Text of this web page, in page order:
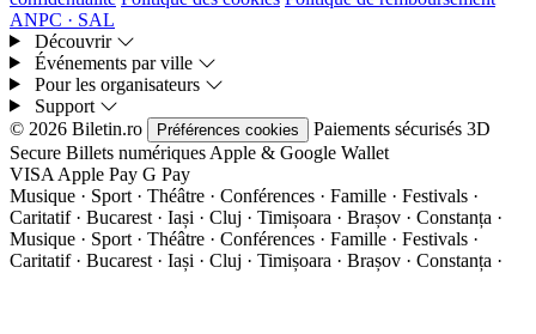
ANPC · SAL
Découvrir
Événements par ville
Pour les organisateurs
Support
© 2026 Biletin.ro
Préférences cookies Paiements sécurisés 3D
Secure Billets numériques Apple & Google Wallet
VISA Apple Pay G Pay
Musique · Sport · Théâtre · Conférences · Famille · Festivals ·
Caritatif · Bucarest · Iași · Cluj · Timișoara · Brașov · Constanța ·
Musique · Sport · Théâtre · Conférences · Famille · Festivals ·
Caritatif · Bucarest · Iași · Cluj · Timișoara · Brașov · Constanța ·